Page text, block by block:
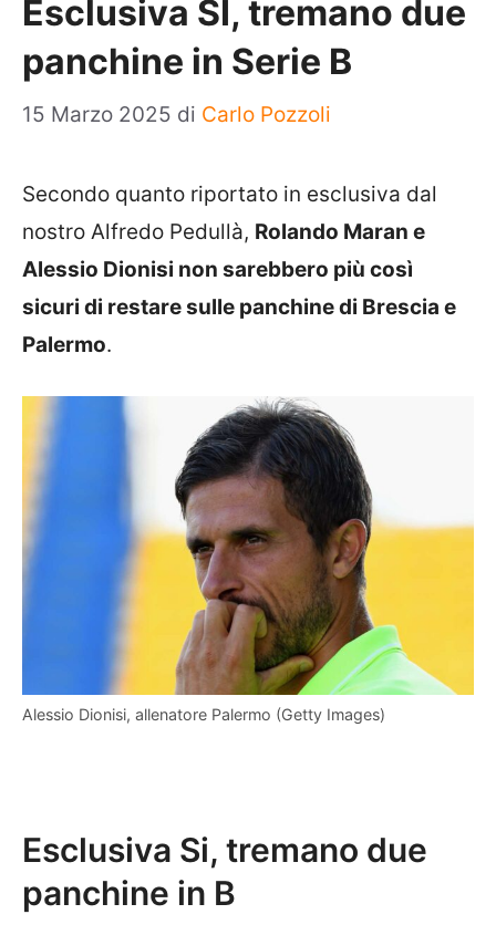
Esclusiva SI, tremano due
panchine in Serie B
15 Marzo 2025 di Carlo Pozzoli
Secondo quanto riportato in esclusiva dal
nostro Alfredo Pedullà, Rolando Maran e
Alessio Dionisi non sarebbero più così
sicuri di restare sulle panchine di Brescia e
Palermo.
Alessio Dionisi, allenatore Palermo (Getty Images)
Esclusiva Si, tremano due
panchine in B